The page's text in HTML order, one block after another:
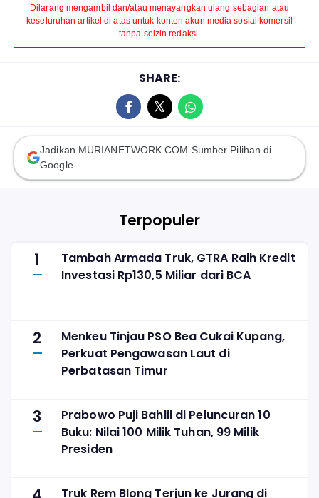
Dilarang mengambil dan/atau menayangkan ulang sebagian atau
keseluruhan artikel di atas untuk konten akun media sosial komersil
tanpa seizin redaksi.
SHARE:
Jadikan MURIANETWORK.COM Sumber Pilihan di
Google
Terpopuler
1
Tambah Armada Truk, GTRA Raih Kredit
Investasi Rp130,5 Miliar dari BCA
2
Menkeu Tinjau PSO Bea Cukai Kupang,
Perkuat Pengawasan Laut di
Perbatasan Timur
3
Prabowo Puji Bahlil di Peluncuran 10
Buku: Nilai 100 Milik Tuhan, 99 Milik
Presiden
Truk Rem Blong Terjun ke Jurang di